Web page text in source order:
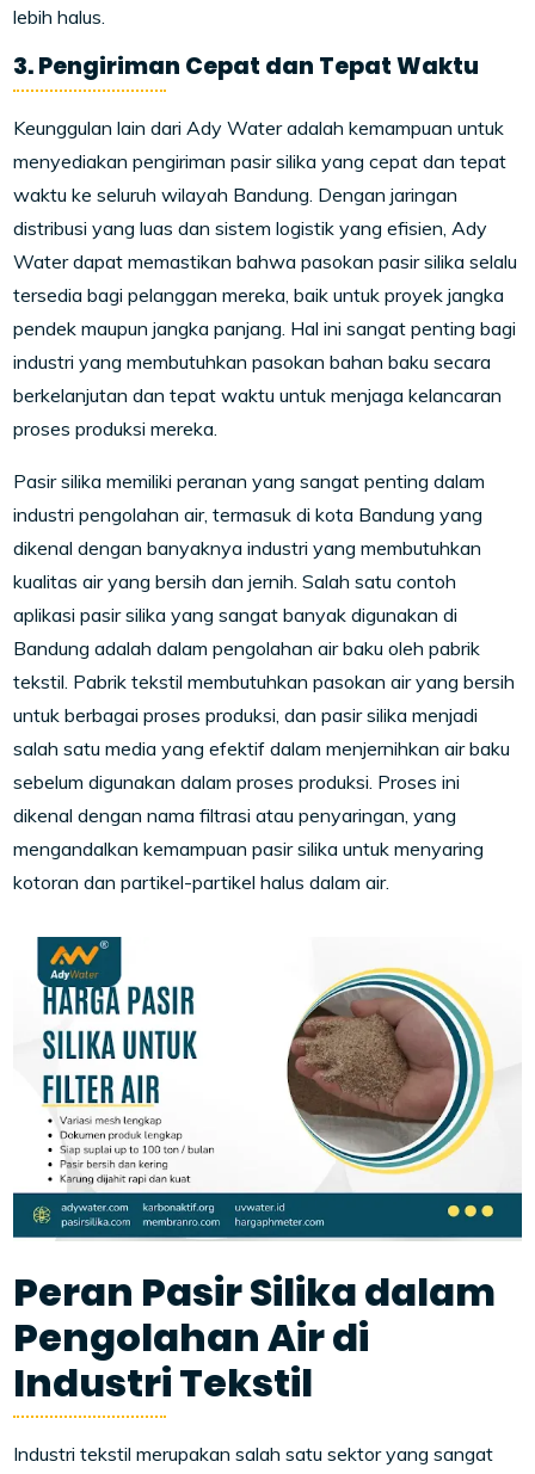
lebih halus.
3. Pengiriman Cepat dan Tepat Waktu
Keunggulan lain dari Ady Water adalah kemampuan untuk
menyediakan pengiriman pasir silika yang cepat dan tepat
waktu ke seluruh wilayah Bandung. Dengan jaringan
distribusi yang luas dan sistem logistik yang efisien, Ady
Water dapat memastikan bahwa pasokan pasir silika selalu
tersedia bagi pelanggan mereka, baik untuk proyek jangka
pendek maupun jangka panjang. Hal ini sangat penting bagi
industri yang membutuhkan pasokan bahan baku secara
berkelanjutan dan tepat waktu untuk menjaga kelancaran
proses produksi mereka.
Pasir silika memiliki peranan yang sangat penting dalam
industri pengolahan air, termasuk di kota Bandung yang
dikenal dengan banyaknya industri yang membutuhkan
kualitas air yang bersih dan jernih. Salah satu contoh
aplikasi pasir silika yang sangat banyak digunakan di
Bandung adalah dalam pengolahan air baku oleh pabrik
tekstil. Pabrik tekstil membutuhkan pasokan air yang bersih
untuk berbagai proses produksi, dan pasir silika menjadi
salah satu media yang efektif dalam menjernihkan air baku
sebelum digunakan dalam proses produksi. Proses ini
dikenal dengan nama filtrasi atau penyaringan, yang
mengandalkan kemampuan pasir silika untuk menyaring
kotoran dan partikel-partikel halus dalam air.
Peran Pasir Silika dalam
Pengolahan Air di
Industri Tekstil
Industri tekstil merupakan salah satu sektor yang sangat